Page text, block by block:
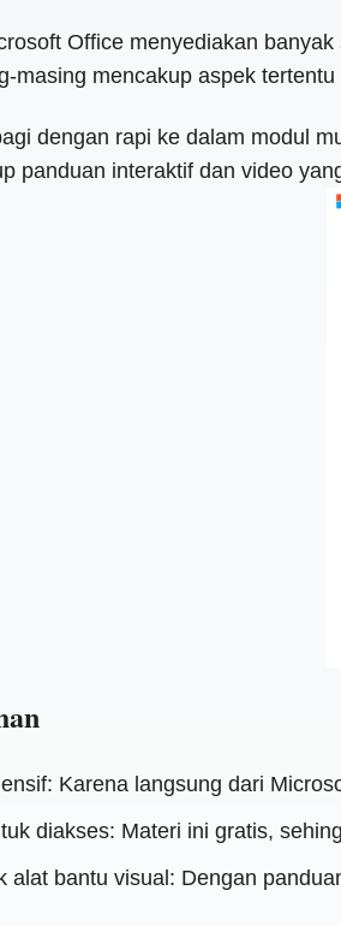
Office menyediakan
masing mencakup aspek
dengan rapi ke dalam modul
panduan interaktif dan video
Karena langsung dari
diakses: Materi ini gratis,
alat bantu visual: Dengan